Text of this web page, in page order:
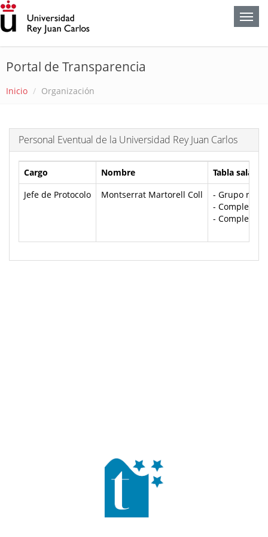
Portal de Transparencia
Inicio Organización
Personal Eventual de la Universidad Rey Juan Carlos
Cargo Nombre
Tabla salarial
Jefe de Protocolo
Montserrat Martorell Coll
- Grupo
-
-